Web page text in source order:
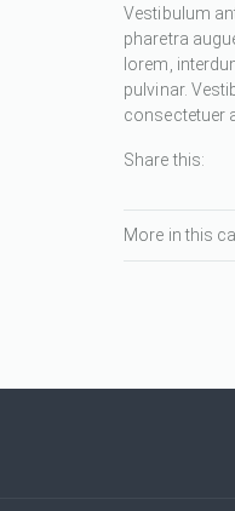
Vestibulum
pharetra
lorem,
pulvinar.
consectetuer
Share this:
More in this